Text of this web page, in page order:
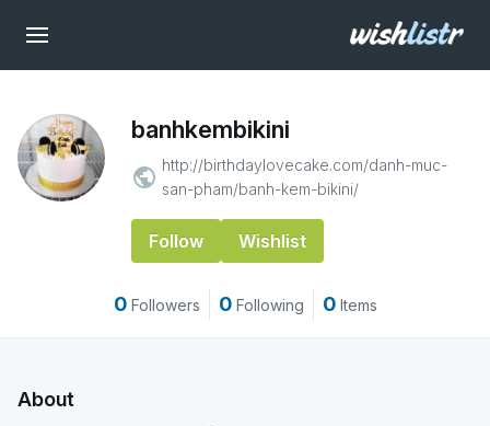
banhkembikini
public http://birthdaylovecake.com/danh-muc-
san-pham/banh-kem-bikini/
Follow Wishlist
0 Followers 0 Following 0 Items
About